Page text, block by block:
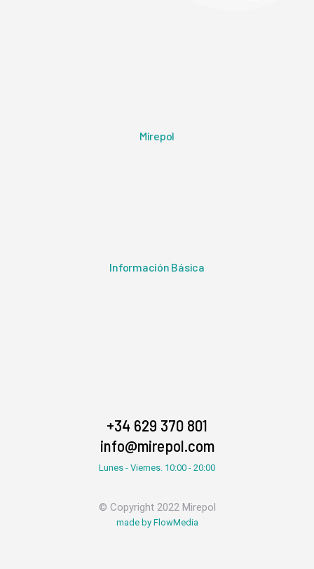
Mirepol
Información Básica
+34 629 370 801
info@mirepol.com
Lunes - Viernes. 10:00 - 20:00
© Copyright 2022 Mirepol
made by FlowMedia